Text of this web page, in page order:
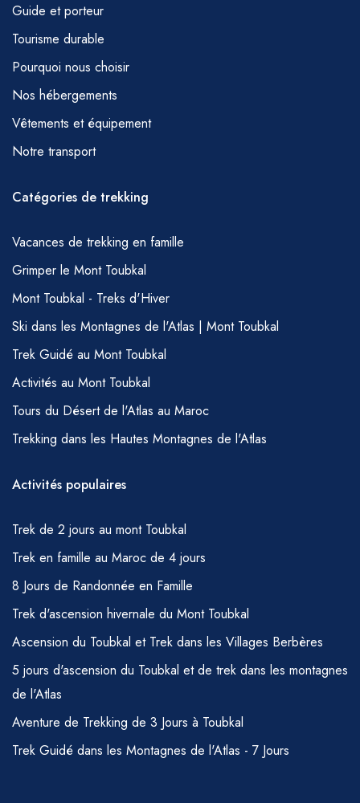
Guide et porteur
Tourisme durable
Pourquoi nous choisir
Nos hébergements
Vêtements et équipement
Notre transport
Catégories de trekking
Vacances de trekking en famille
Grimper le Mont Toubkal
Mont Toubkal - Treks d'Hiver
Ski dans les Montagnes de l'Atlas | Mont Toubkal
Trek Guidé au Mont Toubkal
Activités au Mont Toubkal
Tours du Désert de l'Atlas au Maroc
Trekking dans les Hautes Montagnes de l'Atlas
Activités populaires
Trek de 2 jours au mont Toubkal
Trek en famille au Maroc de 4 jours
8 Jours de Randonnée en Famille
Trek d'ascension hivernale du Mont Toubkal
Ascension du Toubkal et Trek dans les Villages Berbères
5 jours d'ascension du Toubkal et de trek dans les montagnes
de l'Atlas
Aventure de Trekking de 3 Jours à Toubkal
Trek Guidé dans les Montagnes de l'Atlas - 7 Jours